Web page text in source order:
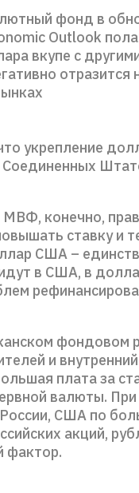
фонд в
Outlook
вкупе с
укрепление
конечно,
ставку и
США –
в США, в
фондовом
и
плата за
валюты.
США по
акций,
фактор.